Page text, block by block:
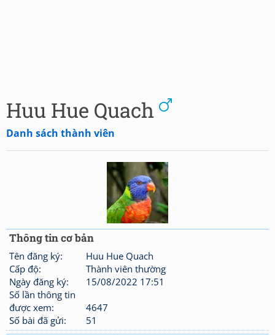
Huu Hue Quach
Danh sách thành viên
Thông tin cơ bản
Tên đăng ký:
Huu Hue Quach
Cấp độ:
Thành viên thường
Ngày đăng ký:
15/08/2022 17:51
Số lần thông tin
được xem:
4647
Số bài đã gửi:
51